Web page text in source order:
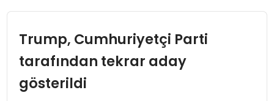
EKONOMI
Trump, Cumhuriyetçi Parti
tarafından tekrar aday
gösterildi